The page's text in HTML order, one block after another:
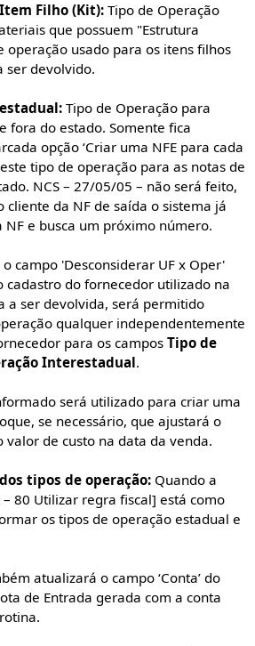
Filho (Kit):Tipo de Operação
que possuem "Estrutura
operação usado para os itens filhos
ser devolvido.
Tipo de Operação para
fora do estado. Somente fica
opção ‘Criar uma NFE para cada
este tipo de operação para as notas de
NCS – 27/05/05 – não será feito,
cliente da NF de saída o sistema já
e busca um próximo número.
campo 'Desconsiderar UF x Oper'
cadastro do fornecedor utilizado na
a ser devolvida, será permitido
qualquer independentemente
para os campos Tipo de
Interestadual.
será utilizado para criar uma
se necessário, que ajustará o
de custo na data da venda.
tipos de operação:Quando a
– 80 Utilizar regra fiscal] está como
os tipos de operação estadual e
atualizará o campo ‘Conta’ do
de Entrada gerada com a conta